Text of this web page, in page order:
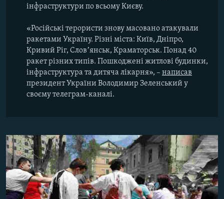
інфраструктури по всьому Києву.
«Російські терористи знову масовано атакували
ракетами Україну. Різні міста: Київ, Дніпро,
Кривий Ріг, Словʼянськ, Краматорськ. Понад 40
ракет різних типів. Пошкоджені житлові будинки,
інфраструктура та дитяча лікарня», – написав
президент України Володимир Зеленський у
своєму телеграм-каналі.